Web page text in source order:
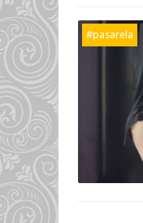
#pasarela